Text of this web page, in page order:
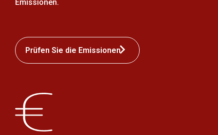
Emissionen.
Prüfen Sie die Emissionen